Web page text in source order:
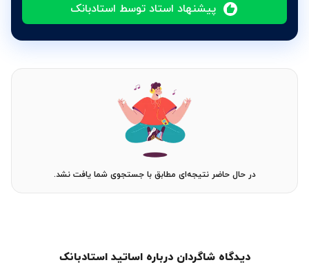
پیشنهاد استاد توسط استادبانک
در حال حاضر نتیجه‌ای مطابق با جستجوی شما یافت نشد.
دیدگاه شاگردان درباره اساتید استادبانک